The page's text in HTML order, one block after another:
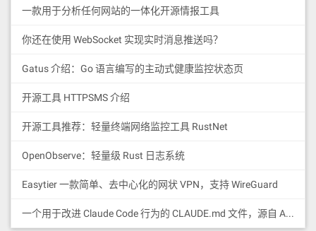
一款用于分析任何网站的一体化开源情报工具
你还在使用 WebSocket 实现实时消息推送吗？
Gatus 介绍：Go 语言编写的主动式健康监控状态页
开源工具 HTTPSMS 介绍
开源工具推荐：轻量终端网络监控工具 RustNet
OpenObserve：轻量级 Rust 日志系统
Easytier 一款简单、去中心化的网状 VPN，支持 WireGuard
一个用于改进 Claude Code 行为的 CLAUDE.md 文件，源自 Andrej Karpathy 对 LLM 编码陷阱的观察。